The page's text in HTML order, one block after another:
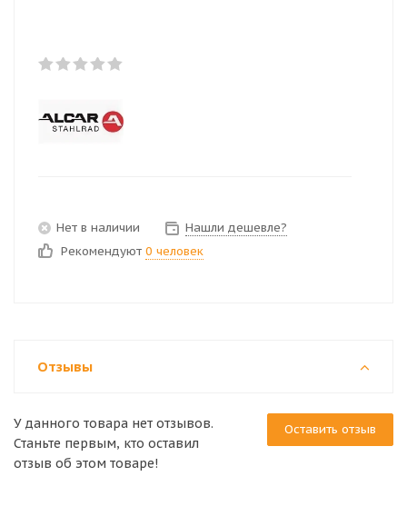
Нет в наличии
Нашли дешевле?
Рекомендуют 0 человек
Отзывы
Оставить отзыв
У данного товара нет отзывов.
Станьте первым, кто оставил
отзыв об этом товаре!